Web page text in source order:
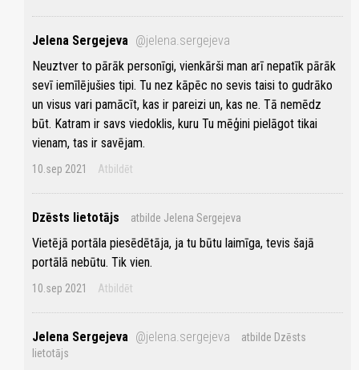
Jelena Sergejeva @jelena.sergejeva
Neuztver to pārāk personīgi, vienkārši man arī nepatīk pārāk
sevī iemīlējušies tipi. Tu nez kāpēc no sevis taisi to gudrāko
un visus vari pamācīt, kas ir pareizi un, kas ne. Tā nemēdz
būt. Katram ir savs viedoklis, kuru Tu mēģini pielāgot tikai
vienam, tas ir savējam.
10.sep 2021 Atbildēt
Dzēsts lietotājs atbilde Jelena Sergejeva
Vietējā portāla piesēdētāja, ja tu būtu laimīga, tevis šajā
portālā nebūtu. Tik vien.
10.sep 2021 Atbildēt
Jelena Sergejeva @jelena.sergejeva
atbilde Dzēsts
lietotājs